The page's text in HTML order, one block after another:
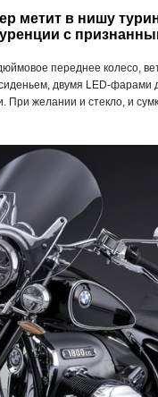
метит в нишу
с
переднее колесо,
двумя LED-фарами
При желании и стекло, и